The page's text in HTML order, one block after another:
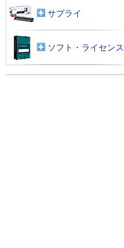
サプライ
ソフト・ライセンス